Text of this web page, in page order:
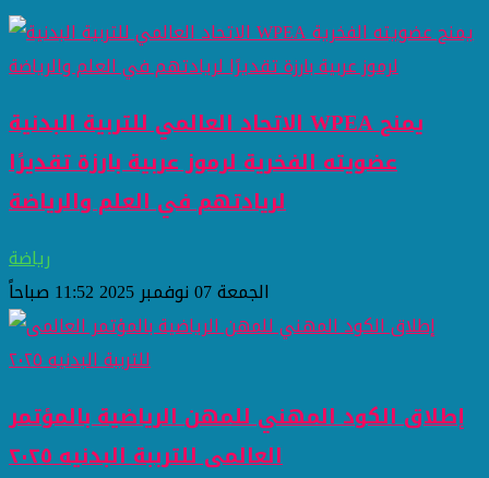
الاتحاد العالمي للتربية البدنية WPEA يمنح
عضويته الفخرية لرموز عربية بارزة تقديرًا
لريادتهم في العلم والرياضة
رياضة
الجمعة 07 نوفمبر 2025 11:52 صباحاً
إطلاق الكود المهني للمهن الرياضية بالمؤتمر
العالمى للترببة البدنيه ٢٠٢٥